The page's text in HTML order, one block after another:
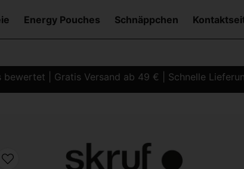
Energy Pouches Schnäppchen
bewertet | Gratis Versand ab 49 € | Schnelle